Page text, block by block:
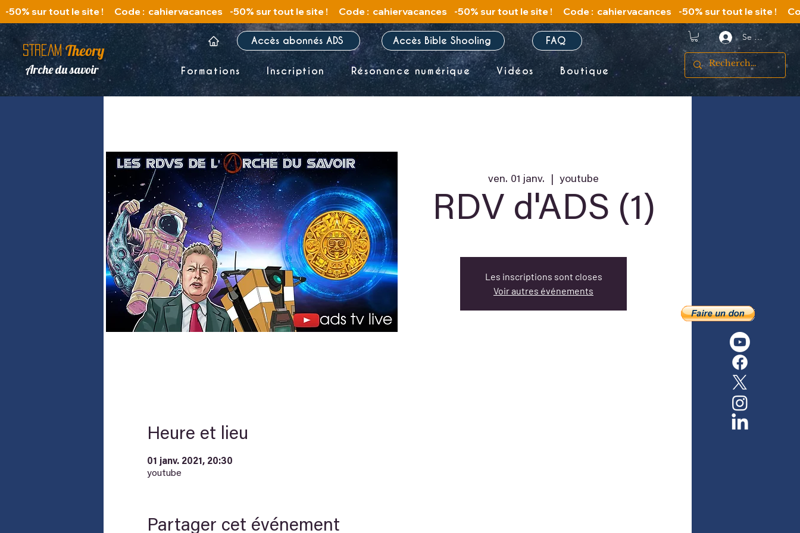
   -50% sur tout le site !      Code :  cahiervacances
STREAM Theory
Arche du savoir
Accès abonnés ADS Accès Bible Shooling FAQ
Formations Inscription Résonance numérique Vidéos Boutique
Se connecter
ven. 01 janv. youtube
RDV d'ADS (1)
Les inscriptions sont closes
Voir autres événements
Heure et lieu
01 janv. 2021, 20:30
youtube
Partager cet événement